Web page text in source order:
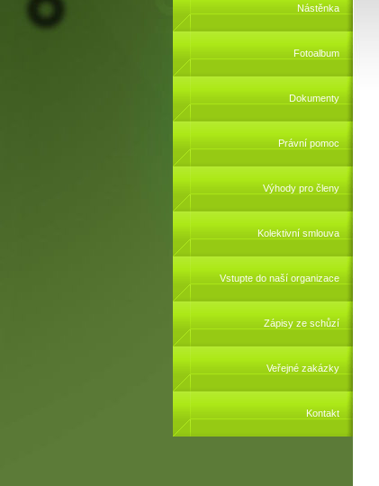
Nástěnka
Fotoalbum
Dokumenty
Právní pomoc
Výhody pro členy
Kolektivní smlouva
Vstupte do naší organizace
Zápisy ze schůzí
Veřejné zakázky
Kontakt